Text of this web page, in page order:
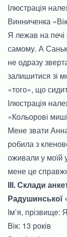
Ілюстрація
Винниченка
Я лежав на
самому. А
не одразу
залишитися зі
«того», що
Ілюстрація
«Кольорові
Мене звати
робила з
оживали у моїй
мене це
ІІІ. Склади
Радушинської
Ім’я, прізвище:
Вік: 13 років